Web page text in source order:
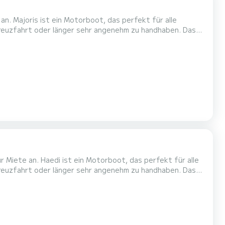
Majoris ist ein Motorboot, das perfekt für alle
oder länger sehr angenehm zu handhaben. Das
Mit einer Gesamtlänge von 12 Metern ist es
Miete an. Haedi ist ein Motorboot, das perfekt für alle
oder länger sehr angenehm zu handhaben. Das
Mit einer Gesamtlänge von 8 Metern ist es Ihr